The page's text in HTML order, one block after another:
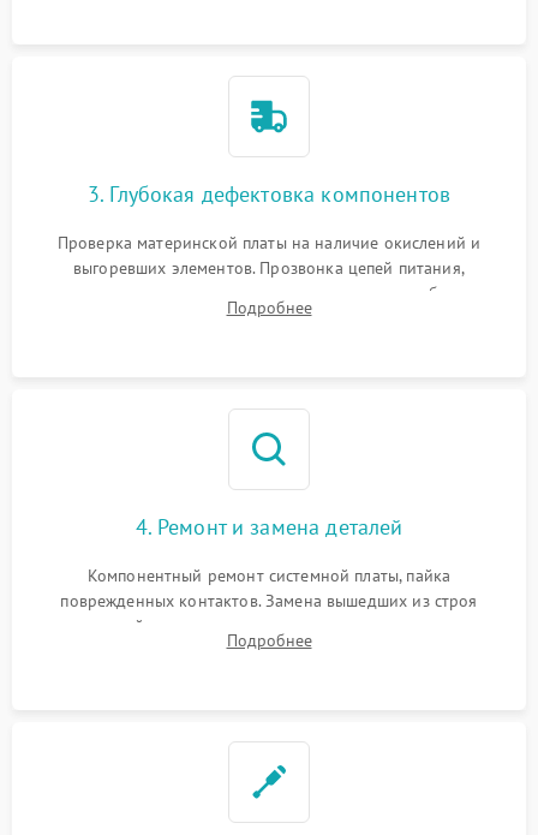
3. Глубокая дефектовка компонентов
Проверка материнской платы на наличие окислений и
выгоревших элементов. Прозвонка цепей питания,
тестирование приводных моторов колес и турбины
всасывания. Оценка состояния оптических и инфракрасных
Подробнее
4. Ремонт и замена деталей
Компонентный ремонт системной платы, пайка
поврежденных контактов. Замена вышедших из строя
двигателей, изношенного аккумулятора, неисправного
лидара или помпы подачи воды. Восстановление шлейфов и
Подробнее